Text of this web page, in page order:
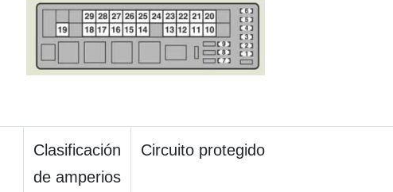
Clasificación
de amperios
Circuito protegido